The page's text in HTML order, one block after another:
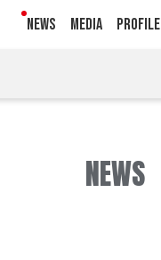
NEWS MEDIA PROFILE
NEWS